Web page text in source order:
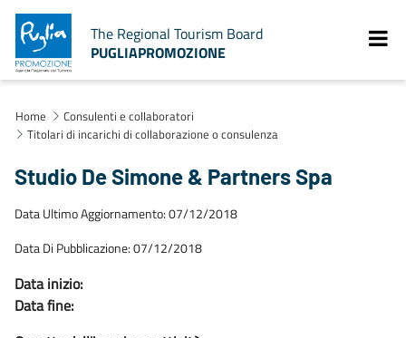
The Regional Tourism Board
PUGLIAPROMOZIONE
Home
Consulenti e collaboratori
Titolari di incarichi di collaborazione o consulenza
Studio De Simone & Partners Spa
Data Ultimo Aggiornamento: 07/12/2018
Data Di Pubblicazione: 07/12/2018
Data inizio:
Data fine: